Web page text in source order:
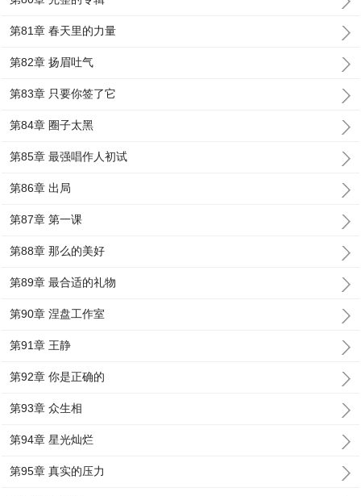
第81章 春天里的力量
第82章 扬眉吐气
第83章 只要你签了它
第84章 圈子太黑
第85章 最强唱作人初试
第86章 出局
第87章 第一课
第88章 那么的美好
第89章 最合适的礼物
第90章 涅盘工作室
第91章 王静
第92章 你是正确的
第93章 众生相
第94章 星光灿烂
第95章 真实的压力